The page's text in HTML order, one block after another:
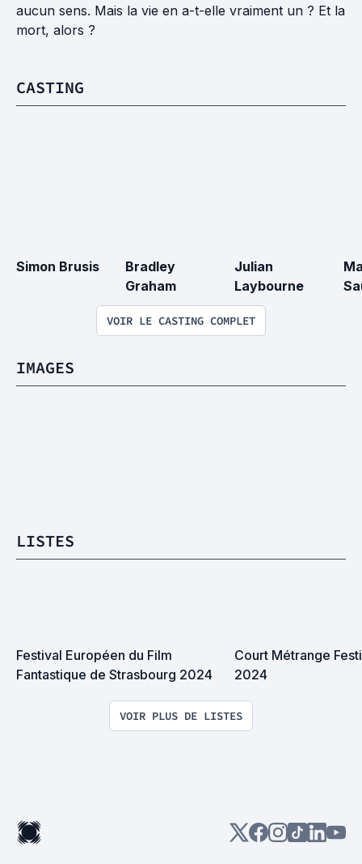
aucun sens. Mais la vie en a-t-elle vraiment un ? Et la
mort, alors ?
CASTING
Simon Brusis
Bradley
Graham
Julian
Laybourne
VOIR LE CASTING COMPLET
IMAGES
LISTES
Festival Européen du Film
Fantastique de Strasbourg 2024
Court Métrange
2024
VOIR PLUS DE LISTES